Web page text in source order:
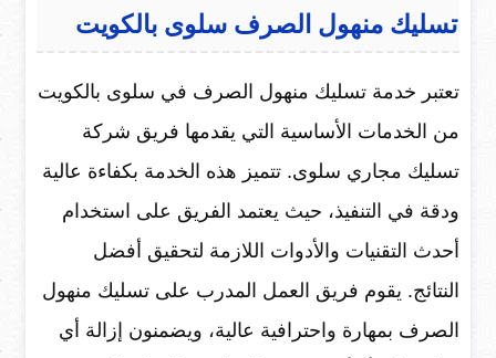
تسليك منهول الصرف سلوى بالكويت
تعتبر خدمة تسليك منهول الصرف في سلوى بالكويت
من الخدمات الأساسية التي يقدمها فريق شركة
تسليك مجاري سلوى. تتميز هذه الخدمة بكفاءة عالية
ودقة في التنفيذ، حيث يعتمد الفريق على استخدام
أحدث التقنيات والأدوات اللازمة لتحقيق أفضل
النتائج. يقوم فريق العمل المدرب على تسليك منهول
الصرف بمهارة واحترافية عالية، ويضمنون إزالة أي